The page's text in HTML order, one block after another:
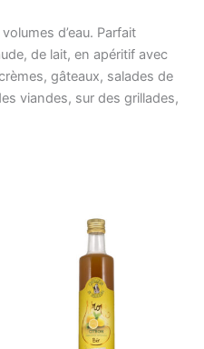
d’eau. Parfait
de lait, en apéritif avec
gâteaux, salades de
viandes, sur des grillades,